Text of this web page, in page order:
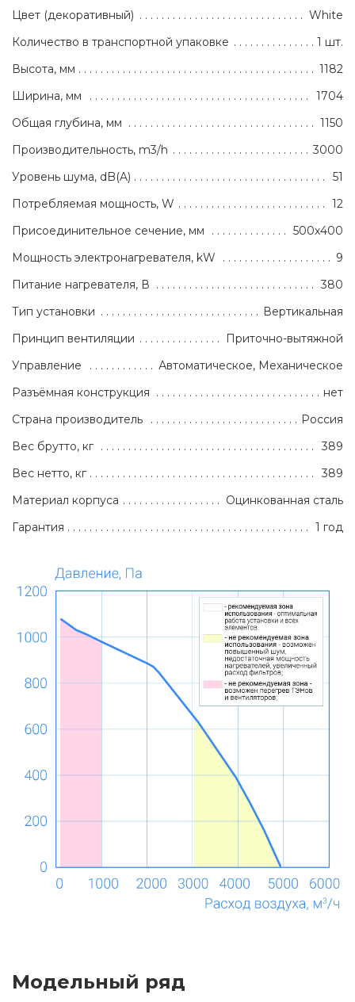
Цвет (декоративный)
White
Количество в транспортной упаковке
1 шт.
Высота, мм
1182
Ширина, мм
1704
Общая глубина, мм
1150
Производительность, m3/h
3000
Уровень шума, dB(A)
51
Потребляемая мощность, W
12
Присоединительное сечение, мм
500х400
Мощность электронагревателя, kW
9
Питание нагревателя, В
380
Тип установки
Вертикальная
Принцип вентиляции
Приточно-вытяжной
Управление
Автоматическое, Механическое
Разъёмная конструкция
нет
Страна производитель
Россия
Вес брутто, кг
389
Вес нетто, кг
389
Материал корпуса
Оцинкованная сталь
Гарантия
1 год
Модельный ряд